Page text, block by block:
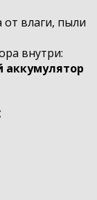
влаги, пыли
внутри: